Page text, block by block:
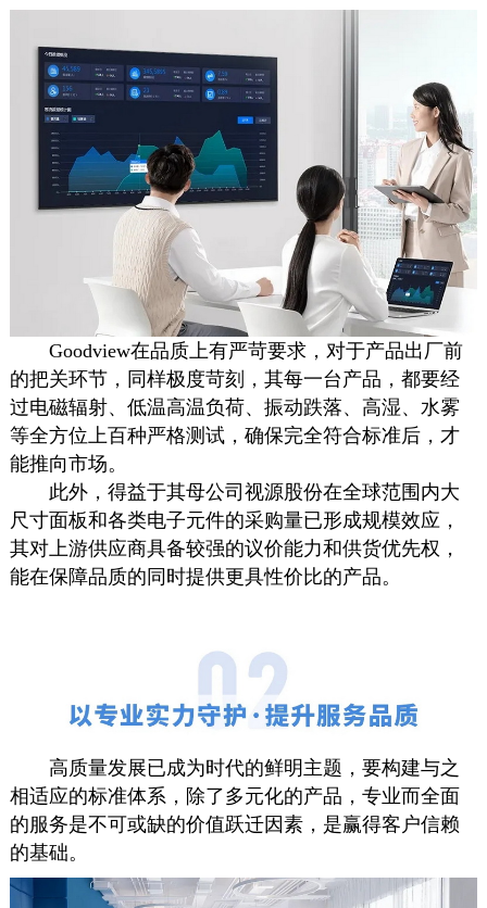
Goodview在品质上有严苛要求，对于产品出厂前
的把关环节，同样极度苛刻，其每一台产品，都要经
过电磁辐射、低温高温负荷、振动跌落、高湿、水雾
等全方位上百种严格测试，确保完全符合标准后，才
能推向市场。
此外，得益于其母公司视源股份在全球范围内大
尺寸面板和各类电子元件的采购量已形成规模效应，
其对上游供应商具备较强的议价能力和供货优先权，
能在保障品质的同时提供更具性价比的产品。
高质量发展已成为时代的鲜明主题，要构建与之
相适应的标准体系，除了多元化的产品，专业而全面
的服务是不可或缺的价值跃迁因素，是赢得客户信赖
的基础。